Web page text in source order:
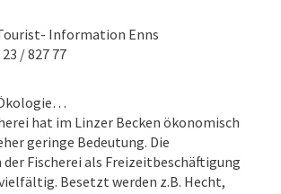
Information Enns
/ 827 77
hat im Linzer Becken ökonomisch
geringe Bedeutung. Die
Fischerei als Freizeitbeschäftigung
Besetzt werden z.B. Hecht,